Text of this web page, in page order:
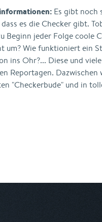
Es gibt noch
es die Checker gibt.
Beginn jeder Folge coole
um? Wie funktioniert ein
ins Ohr?... Diese und
Reportagen.
"Checkerbude" und in